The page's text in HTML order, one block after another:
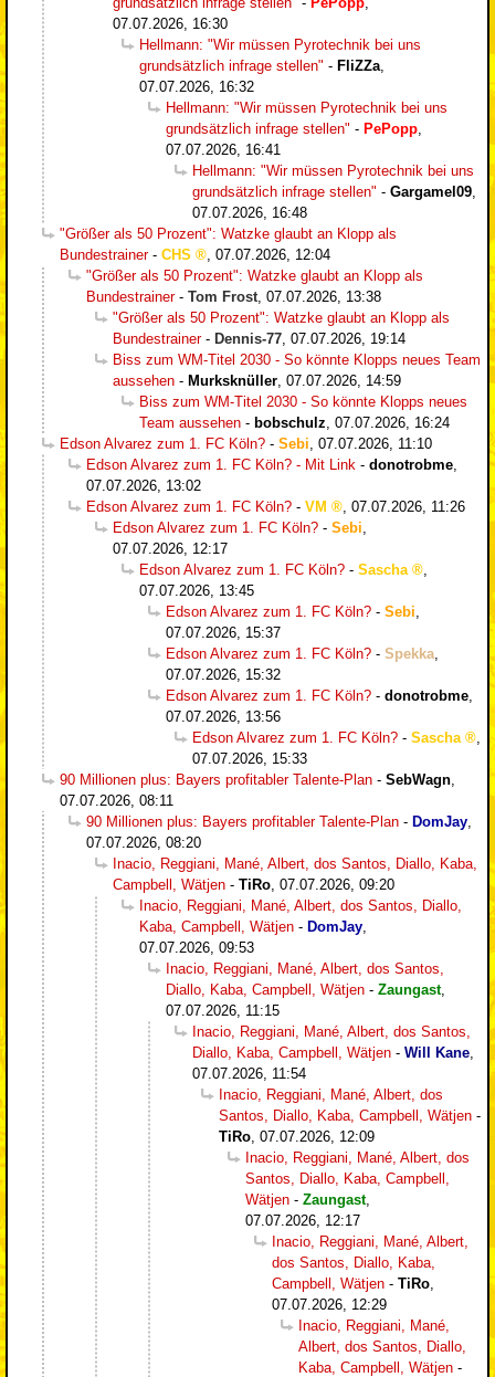
07.07.2026, 16:30
Hellmann: "Wir müssen Pyrotechnik bei uns
grundsätzlich infrage stellen" - FliZZa
07.07.2026, 16:32
Hellmann: "Wir müssen Pyrotechnik bei uns
grundsätzlich infrage stellen" - PePopp
07.07.2026, 16:41
Hellmann: "Wir müssen Pyrotechnik bei uns
grundsätzlich infrage stellen" - Gargamel09
07.07.2026, 16:48
"Größer als 50 Prozent": Watzke glaubt an Klopp als
Bundestrainer- CHS
07.07.2026, 12:04
"Größer als 50 Prozent": Watzke glaubt an Klopp als
Bundestrainer- Tom Frost 07.07.2026, 13:38
"Größer als 50 Prozent": Watzke glaubt an Klopp als
Bundestrainer- Dennis-77 07.07.2026, 19:14
Biss zum WM-Titel 2030 - So könnte Klopps neues Team
aussehen - Murksknüller 07.07.2026, 14:59
Biss zum WM-Titel 2030 - So könnte Klopps neues
Team aussehen - bobschulz 07.07.2026, 16:24
Edson Alvarez zum 1. FC Köln? - Sebi 07.07.2026, 11:10
Edson Alvarez zum 1. FC Köln? - Mit Link - donotrobme
07.07.2026, 13:02
Edson Alvarez zum 1. FC Köln? - VM
07.07.2026, 11:26
Edson Alvarez zum 1. FC Köln? - Sebi
07.07.2026, 12:17
Edson Alvarez zum 1. FC Köln? - Sascha
07.07.2026, 13:45
Edson Alvarez zum 1. FC Köln? - Sebi
07.07.2026, 15:37
Edson Alvarez zum 1. FC Köln? - Spekka
07.07.2026, 15:32
Edson Alvarez zum 1. FC Köln? - donotrobme
07.07.2026, 13:56
Edson Alvarez zum 1. FC Köln? - Sascha
07.07.2026, 15:33
90 Millionen plus: Bayers profitabler Talente-Plan - SebWagn
07.07.2026, 08:11
90 Millionen plus: Bayers profitabler Talente-Plan - DomJay
07.07.2026, 08:20
Inacio, Reggiani, Mané, Albert, dos Santos, Diallo, Kaba,
Campbell, Wätjen - TiRo 07.07.2026, 09:20
Inacio, Reggiani, Mané, Albert, dos Santos, Diallo,
Kaba, Campbell, Wätjen - DomJay
07.07.2026, 09:53
Inacio, Reggiani, Mané, Albert, dos Santos,
Diallo, Kaba, Campbell, Wätjen - Zaungast,
07.07.2026, 11:15
Inacio, Reggiani, Mané, Albert, dos Santos,
Diallo, Kaba, Campbell, Wätjen - Will Kane
07.07.2026, 11:54
Inacio, Reggiani, Mané, Albert, dos
Santos, Diallo, Kaba, Campbell, Wätjen -
TiRo 07.07.2026, 12:09
Inacio, Reggiani, Mané, Albert, dos
Santos, Diallo, Kaba, Campbell,
Wätjen - Zaungast,
07.07.2026, 12:17
Inacio, Reggiani, Mané, Albert,
dos Santos, Diallo, Kaba,
Campbell, Wätjen - TiRo
07.07.2026, 12:29
Inacio, Reggiani, Mané,
Albert, dos Santos, Diallo,
Kaba, Campbell, Wätjen -